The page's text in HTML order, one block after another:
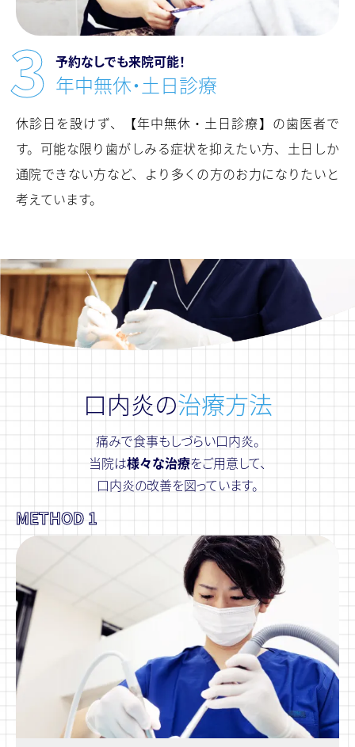
予約なしでも来院可能！
年中無休・⼟⽇診療
休診日を設けず、【年中無休・土日診療】の⻭医者で
す。可能な限り⻭がしみる症状を抑えたい方、土日しか
通院できない方など、より多くの方のお力になりたいと
考えています。
口内炎の治療⽅法
痛みで食事もしづらい口内炎。
当院は様々な治療をご用意して、
口内炎の改善を図っています。